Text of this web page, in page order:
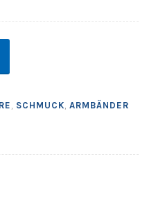
SCHMUCK ARMBÄNDER